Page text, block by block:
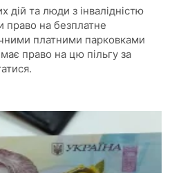
дій та люди з інвалідністю
право на безплатне
платними парковками
право на цю пільгу за